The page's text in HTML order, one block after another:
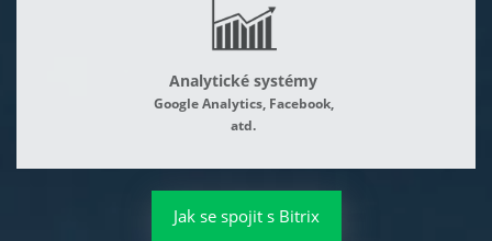
Analytické systémy
Google Analytics, Facebook,
atd.
Jak se spojit s Bitrix